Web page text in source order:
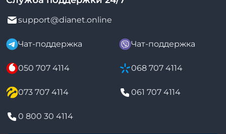
support@dianet.online
Чат-поддержка Чат-поддержка
050 707 4114 068 707 4114
073 707 4114 061 707 4114
0 800 30 4114